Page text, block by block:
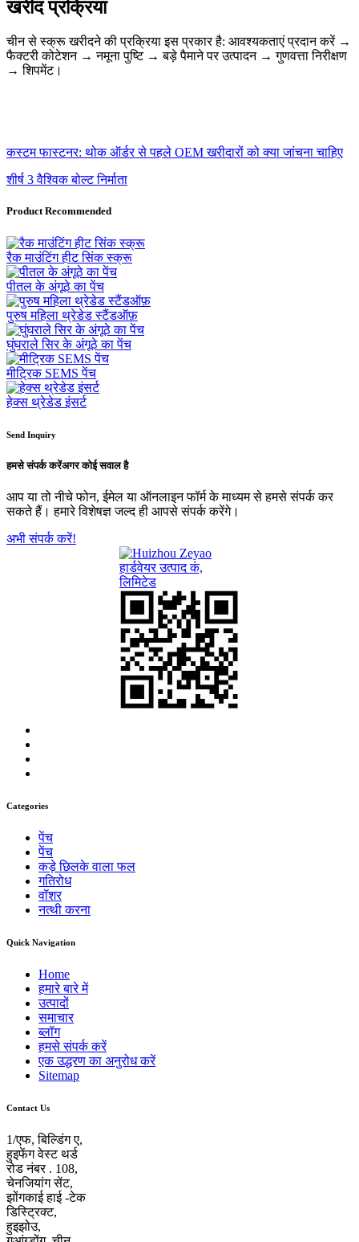
खरीद प्रक्रिया
चीन से स्क्रू खरीदने की प्रक्रिया इस प्रकार है: आवश्यकताएं प्रदान करें →
फैक्टरी कोटेशन → नमूना पुष्टि → बड़े पैमाने पर उत्पादन → गुणवत्ता निरीक्षण
→ शिपमेंट।
कस्टम फास्टनर: थोक ऑर्डर से पहले OEM खरीदारों को क्या जांचना चाहिए
शीर्ष 3 वैश्विक बोल्ट निर्माता
Product Recommended
रैक माउंटिंग हीट सिंक स्क्रू
पीतल के अंगूठे का पेंच
पुरुष महिला थ्रेडेड स्टैंडऑफ़
घुंघराले सिर के अंगूठे का पेंच
मीट्रिक SEMS पेंच
हेक्स थ्रेडेड इंसर्ट
Send Inquiry
हमसे संपर्क करेंअगर कोई सवाल है
आप या तो नीचे फोन, ईमेल या ऑनलाइन फॉर्म के माध्यम से हमसे संपर्क कर
सकते हैं। हमारे विशेषज्ञ जल्द ही आपसे संपर्क करेंगे।
अभी संपर्क करें!
Categories
पेंच
पेंच
कड़े छिलके वाला फल
गतिरोध
वॉशर
नत्थी करना
Quick Navigation
Home
हमारे बारे में
उत्पादों
समाचार
ब्लॉग
हमसे संपर्क करें
एक उद्धरण का अनुरोध करें
Sitemap
Contact Us
1/एफ, बिल्डिंग ए,
हुइफेंग वेस्ट थर्ड
रोड नंबर . 108,
चेनजियांग सेंट,
झोंगकाई हाई -टेक
डिस्ट्रिक्ट,
हुइझोउ,